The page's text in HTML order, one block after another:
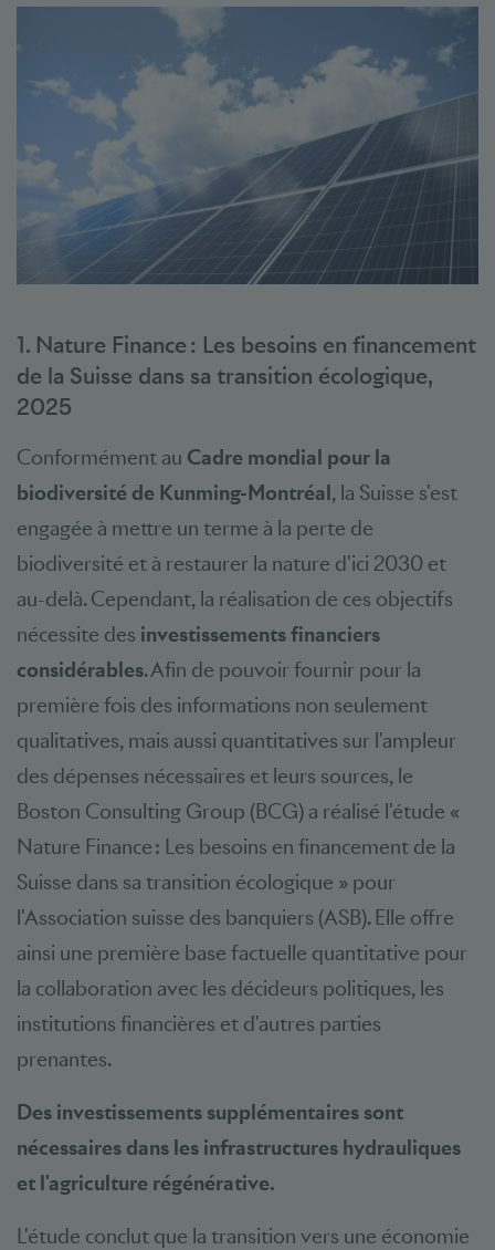
1. Nature Finance : Les besoins en financement
de la Suisse dans sa transition écologique,
2025
Conformément au Cadre mondial pour la
biodiversité de Kunming-Montréal, la Suisse s'est
engagée à mettre un terme à la perte de
biodiversité et à restaurer la nature d'ici 2030 et
au-delà. Cependant, la réalisation de ces objectifs
nécessite des investissements financiers
considérables. Afin de pouvoir fournir pour la
première fois des informations non seulement
qualitatives, mais aussi quantitatives sur l'ampleur
des dépenses nécessaires et leurs sources, le
Boston Consulting Group (BCG) a réalisé l'étude «
Nature Finance : Les besoins en financement de la
Suisse dans sa transition écologique » pour
l'Association suisse des banquiers (ASB). Elle offre
ainsi une première base factuelle quantitative pour
la collaboration avec les décideurs politiques, les
institutions financières et d'autres parties
prenantes.
Des investissements supplémentaires sont
nécessaires dans les infrastructures hydrauliques
et l'agriculture régénérative.
L'étude conclut que la transition vers une économie